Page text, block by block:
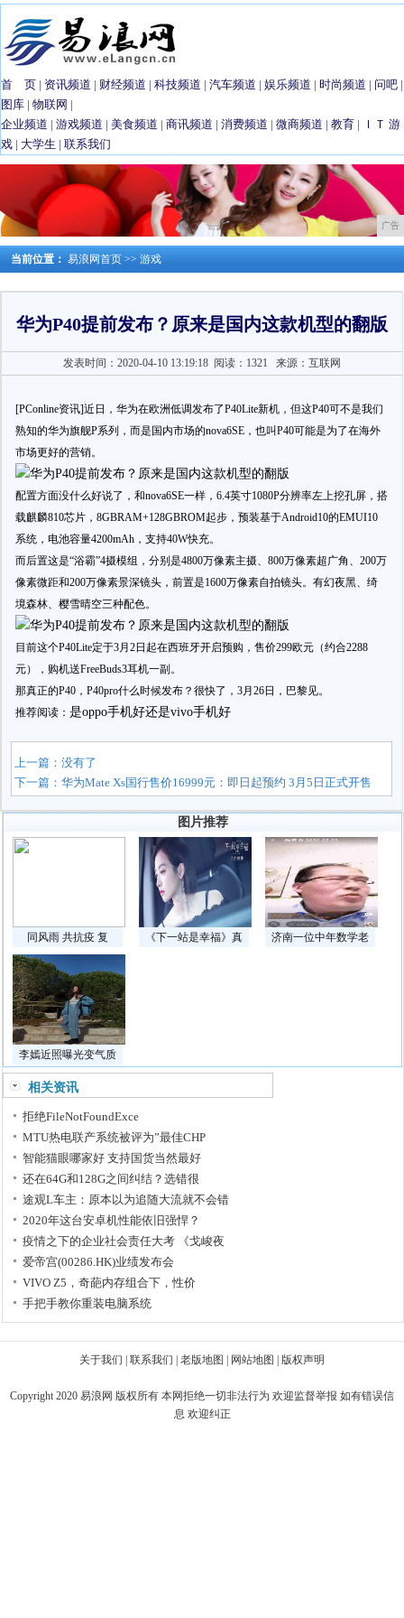
首 页 | 资讯频道 | 财经频道 | 科技频道 | 汽车频道 | 娱乐频道 | 时尚频道 | 问吧 |
图库 | 物联网 |
企业频道 | 游戏频道 | 美食频道 | 商讯频道 | 消费频道 | 微商频道 | 教育 | ＩＴ 游
戏 | 大学生 | 联系我们
广告
当前位置： 易浪网首页 >> 游戏
华为P40提前发布？原来是国内这款机型的翻版
发表时间：2020-04-10 13:19:18 阅读：1321 来源：互联网
[PConline资讯]近日，华为在欧洲低调发布了P40Lite新机，但这P40可不是我们
熟知的华为旗舰P系列，而是国内市场的nova6SE，也叫P40可能是为了在海外
市场更好的营销。
配置方面没什么好说了，和nova6SE一样，6.4英寸1080P分辨率左上挖孔屏，搭
载麒麟810芯片，8GBRAM+128GBROM起步，预装基于Android10的EMUI10
系统，电池容量4200mAh，支持40W快充。
而后置这是“浴霸”4摄模组，分别是4800万像素主摄、800万像素超广角、200万
像素微距和200万像素景深镜头，前置是1600万像素自拍镜头。有幻夜黑、绮
境森林、樱雪晴空三种配色。
目前这个P40Lite定于3月2日起在西班牙开启预购，售价299欧元（约合2288
元），购机送FreeBuds3耳机一副。
那真正的P40，P40pro什么时候发布？很快了，3月26日，巴黎见。
推荐阅读： 是oppo手机好还是vivo手机好
上一篇：没有了
下一篇：华为Mate Xs国行售价16999元：即日起预约 3月5日正式开售
图片推荐
同风雨 共抗疫 复 《下一站是幸福》真 济南一位中年数学老
李嫣近照曝光变气质
相关资讯
拒绝FileNotFoundExce
MTU热电联产系统被评为”最佳CHP
智能猫眼哪家好 支持国货当然最好
还在64G和128G之间纠结？选错很
途观L车主：原本以为追随大流就不会错
2020年这台安卓机性能依旧强悍？
疫情之下的企业社会责任大考 《戈峻夜
爱帝宫(00286.HK)业绩发布会
VIVO Z5，奇葩内存组合下，性价
手把手教你重装电脑系统
关于我们 联系我们 老版地图 网站地图 版权声明
Copyright 2020 易浪网 版权所有 本网拒绝一切非法行为 欢迎监督举报 如有错误信
息 欢迎纠正